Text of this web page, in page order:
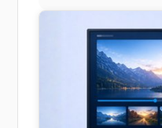
— senza
cambiato? Ecco